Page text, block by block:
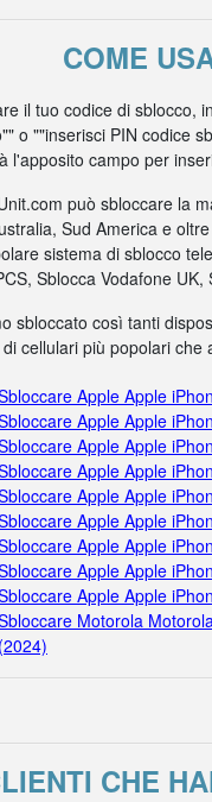
COME
il tuo codice di sblocco,
o ""inserisci PIN codice
l'apposito campo per
può sbloccare la
Sud America e
sistema di sblocco
Sblocca Vodafone
sbloccato così tanti
cellulari più popolari che
Apple Apple
Apple Apple
Apple Apple
Apple Apple
Apple Apple
Apple Apple
Apple Apple
Apple Apple
Apple Apple
Motorola
(2024)
CHE